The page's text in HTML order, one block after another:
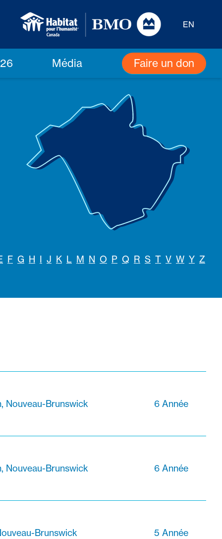
EN
Média Faire un don
F G H I J K L M N O P Q R S T V W Y Z
Nouveau-Brunswick 6 Année
Nouveau-Brunswick 6 Année
Brunswick 5 Année